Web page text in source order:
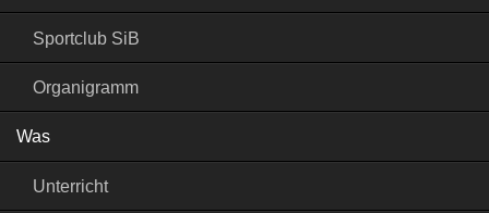
Sportclub SiB
Organigramm
Was
Unterricht